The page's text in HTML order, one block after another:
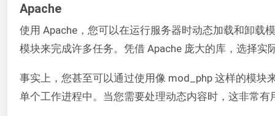
Apache
使用 Apache，您可以在运行服务器时动态加载和卸载
模块来完成许多任务。凭借 Apache 庞大的库，选择实
事实上，您甚至可以通过使用像 mod_php 这样的模块
单个工作进程中。当您需要处理动态内容时，这非常有